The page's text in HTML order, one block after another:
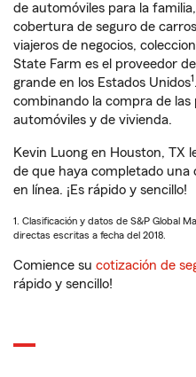
de automóviles para la
cobertura de seguro de
viajeros de negocios,
State Farm es el proveedor
grande en los Estados Unidos1
combinando la compra de las
automóviles y de vivienda.
Kevin Luong en Houston, TX
de que haya completado una
en línea. ¡Es rápido y sencillo!
1. Clasificación y datos de S&P Global
directas escritas a fecha del 2018.
Comience su cotización de
rápido y sencillo!